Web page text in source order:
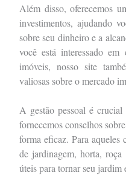
Além disso, oferecemos
investimentos, ajudando
sobre seu dinheiro e a
você está interessado
imóveis, nosso site
valiosas sobre o mercado
A gestão pessoal é
fornecemos conselhos
forma eficaz. Para aqueles
de jardinagem, horta, roça
úteis para tornar seu jardim